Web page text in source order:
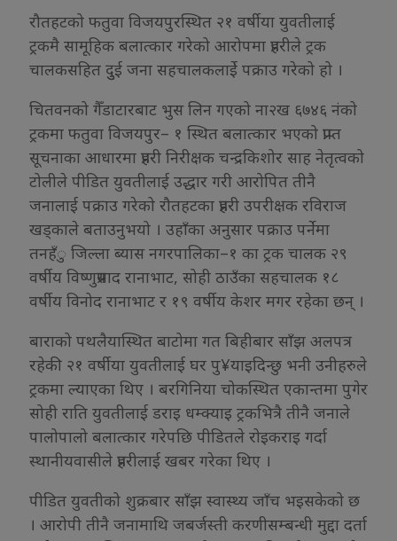
रौतहटको फतुवा विजयपुरस्थित २१ वर्षीया युवतीलाई
ट्रकमै सामूहिक बलात्कार गरेको आरोपमा प्रहरीले ट्रक
चालकसहित दुुई जना सहचालकलाईे पक्राउ गरेको हो ।
चितवनको गैँडाटारबाट भुस लिन गएको ना२ख ६७४६ नंको
ट्रकमा फतुवा विजयपुर– १ स्थित बलात्कार भएको प्राप्त
सूचनाका आधारमा प्रहरी निरीक्षक चन्द्रकिशोर साह नेतृत्वको
टोलीले पीडित युवतीलाई उद्धार गरी आरोपित तीनै
जनालाई पक्राउ गरेको रौतहटका प्रहरी उपरीक्षक रविराज
खड्काले बताउनुभयो । उहाँका अनुसार पक्राउ पर्नेमा
तनहँु जिल्ला ब्यास नगरपालिका–१ का ट्रक चालक २९
वर्षीय विष्णुप्रसाद रानाभाट, सोही ठाउँका सहचालक १८
वर्षीय विनोद रानाभाट र १९ वर्षीय केशर मगर रहेका छन् ।
बाराको पथलैयास्थित बाटोमा गत बिहीबार साँझ अलपत्र
रहेकी २१ वर्षीया युवतीलाई घर पु¥याइदिन्छु भनी उनीहरुले
ट्रकमा ल्याएका थिए । बरगिनिया चोकस्थित एकान्तमा पुगेर
सोही राति युवतीलाई डराइ धम्क्याइ ट्रकभित्रै तीनै जनाले
पालोपालो बलात्कार गरेपछि पीडितले रोइकराइ गर्दा
स्थानीयवासीले प्रहरीलाई खबर गरेका थिए ।
पीडित युवतीको शुक्रबार साँझ स्वास्थ्य जाँच भइसकेको छ
। आरोपी तीनै जनामाथि जबर्जस्ती करणीसम्बन्धी मुद्दा दर्ता